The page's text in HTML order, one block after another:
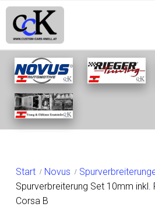
SHOP
Start Novus
Spurverbreiterung Set 10mm inkl.
Corsa B